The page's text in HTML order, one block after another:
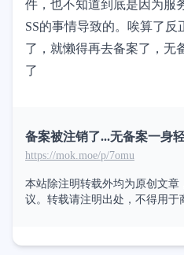
件，也不知道到底是因为服
SS的事情导致的。唉算了
了，就懒得再去备案了，无
了
备案被注销了...无备案一身
https://mok.moe/p/7omu
本站除注明转载外均为原创文章
议。转载请注明出处，不得用于